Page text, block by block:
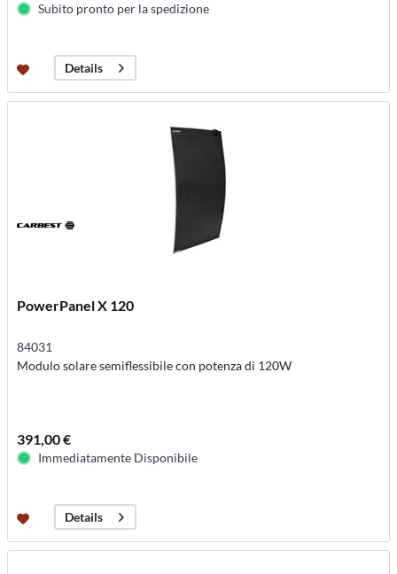
Subito pronto per la spedizione
Details
PowerPanel X 120
84031
Modulo solare semiflessibile con potenza di 120W
391,00 €
Immediatamente Disponibile
Details